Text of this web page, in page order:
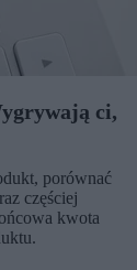
ci,
porównać
częściej
kwota